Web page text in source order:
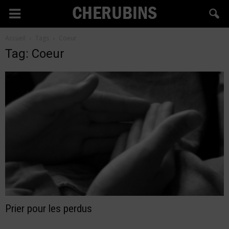
Cherubins
Tag: Coeur
Prier pour les perdus